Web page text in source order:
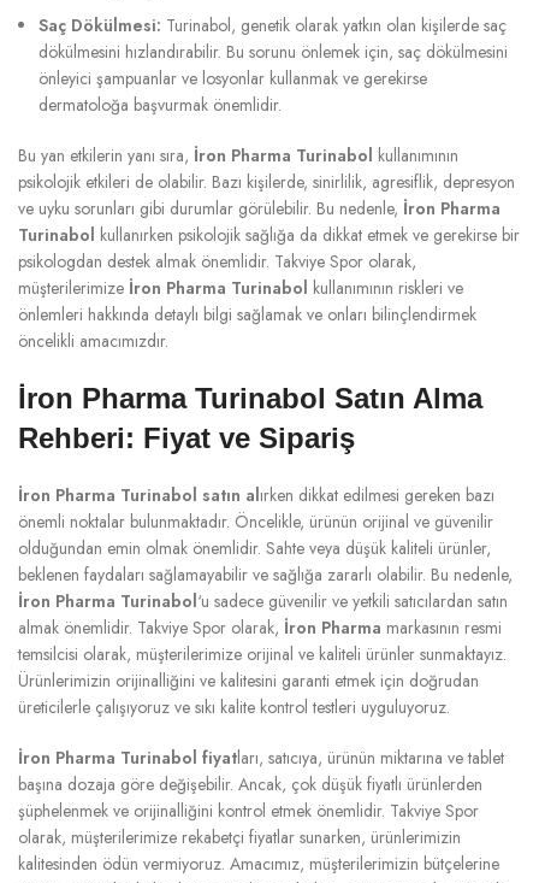
Saç Dökülmesi: Turinabol, genetik olarak yatkın olan kişilerde saç
dökülmesini hızlandırabilir. Bu sorunu önlemek için, saç dökülmesini
önleyici şampuanlar ve losyonlar kullanmak ve gerekirse
dermatoloğa başvurmak önemlidir.
Bu yan etkilerin yanı sıra, İron Pharma Turinabol kullanımının
psikolojik etkileri de olabilir. Bazı kişilerde, sinirlilik, agresiflik, depresyon
ve uyku sorunları gibi durumlar görülebilir. Bu nedenle, İron Pharma
Turinabol kullanırken psikolojik sağlığa da dikkat etmek ve gerekirse bir
psikologdan destek almak önemlidir. Takviye Spor olarak,
müşterilerimize İron Pharma Turinabol kullanımının riskleri ve
önlemleri hakkında detaylı bilgi sağlamak ve onları bilinçlendirmek
öncelikli amacımızdır.
İron Pharma Turinabol Satın Alma
Rehberi: Fiyat ve Sipariş
İron Pharma Turinabol satın alırken dikkat edilmesi gereken bazı
önemli noktalar bulunmaktadır. Öncelikle, ürünün orijinal ve güvenilir
olduğundan emin olmak önemlidir. Sahte veya düşük kaliteli ürünler,
beklenen faydaları sağlamayabilir ve sağlığa zararlı olabilir. Bu nedenle,
İron Pharma Turinabol‘u sadece güvenilir ve yetkili satıcılardan satın
almak önemlidir. Takviye Spor olarak, İron Pharma markasının resmi
temsilcisi olarak, müşterilerimize orijinal ve kaliteli ürünler sunmaktayız.
Ürünlerimizin orijinalliğini ve kalitesini garanti etmek için doğrudan
üreticilerle çalışıyoruz ve sıkı kalite kontrol testleri uyguluyoruz.
İron Pharma Turinabol fiyatları, satıcıya, ürünün miktarına ve tablet
başına dozaja göre değişebilir. Ancak, çok düşük fiyatlı ürünlerden
şüphelenmek ve orijinalliğini kontrol etmek önemlidir. Takviye Spor
olarak, müşterilerimize rekabetçi fiyatlar sunarken, ürünlerimizin
kalitesinden ödün vermiyoruz. Amacımız, müşterilerimizin bütçelerine